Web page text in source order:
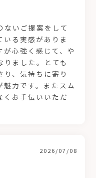
ないご提案をして
る実感がありま
心強く感じて、や
ました。とても
、気持ちに寄り
力です。またスム
くお手伝いいただ
2026/07/08